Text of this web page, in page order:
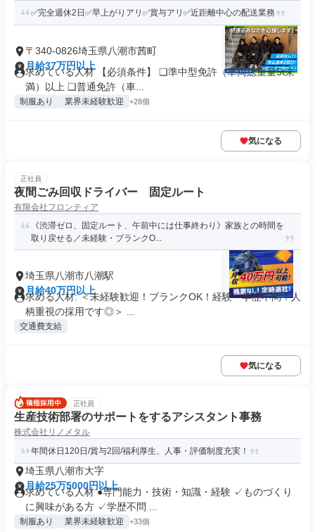
✅完全週休2⽇✅早上がりアリ✅賞与アリ✅近距離中心の配送業務
〒340-0826埼玉県八潮市茜町
月給37万円以上
求めている人材 【必須条件】 ❏準中型免許（⾞両総重量5t未
満）以上 ❏普通免許（⾞...
制服あり 業界未経験歓迎 +28個
気になる
正社員
夜間ごみ回収ドライバー 固定ルート
有限会社フロンティア
《渋滞ゼロ、固定ルート、午前中には仕事終わり》家族との時間を
取り戻せる／未経験・ブランクO...
埼玉県八潮市八潮駅
月給40万円以上
求める人材: ＜未経験歓迎！ブランクOK！経験・学歴不問！人
柄重視の採用です◎＞ ...
交通費支給
気になる
正社員
生産技術部署のサポートをするアシスタント事務
株式会社リノメタル
年間休日120日/賞与2回/福利厚生、人事・評価制度充実！
埼玉県八潮市大字
月給25万5000円以上
求めている人材 ●専門能力・技術・知識・経験 ✓ものづくり
に興味がある方 ✓学歴不問 ...
制服あり 業界未経験歓迎 +33個